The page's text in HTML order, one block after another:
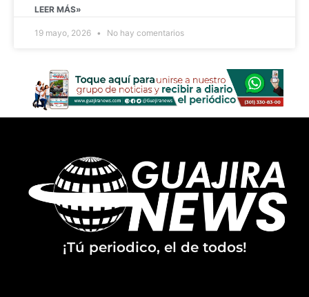
LEER MÁS»
19 mayo, 2026 No hay comentarios
¡Tú periodico, el de todos!